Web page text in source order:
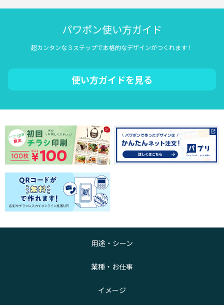
パワポン使い方ガイド
超カンタンな３ステップで本格的なデザインがつくれます！
使い方ガイドを見る
用途・シーン
業種・お仕事
イメージ